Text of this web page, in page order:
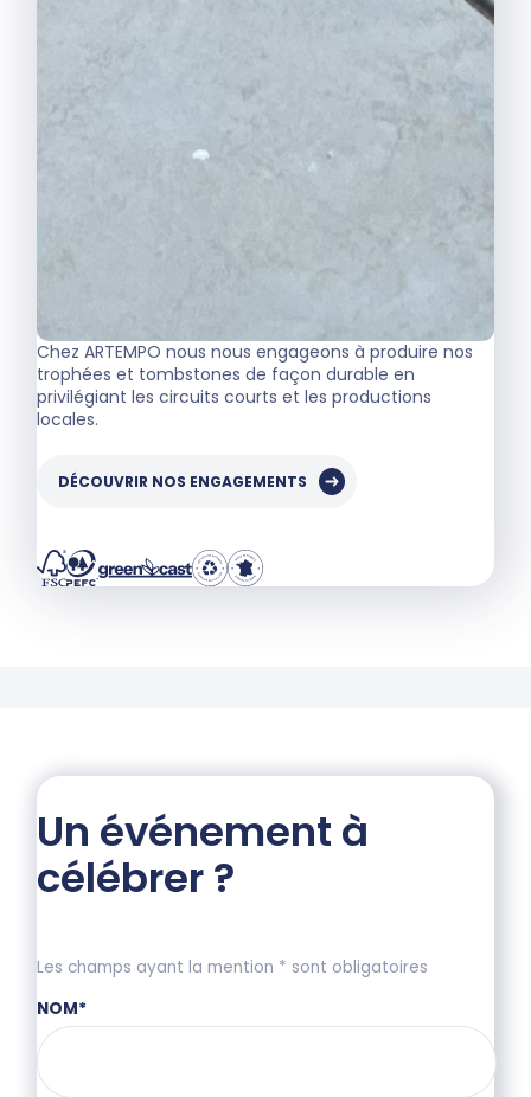
Chez ARTEMPO nous nous engageons à produire nos
trophées et tombstones de façon durable en
privilégiant les circuits courts et les productions
locales.
DÉCOUVRIR NOS ENGAGEMENTS
Un événement à
célébrer ?
Les champs ayant la mention * sont obligatoires
NOM*